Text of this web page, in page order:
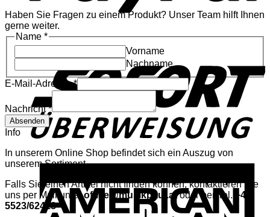
Haben Sie Fragen zu einem Produkt? Unser Team hilft Ihnen
gerne weiter.
Name *
Vorname
Nachname
Name
Nachricht
E-
Mail-
Adresse
E-Mail-Adresse*
Nachricht*
Absenden
Info
In unserem Online Shop befindet sich ein Auszug von
unserem Sortiment.
Falls Sie einen Artikel nicht finden können, kontaktieren Sie
uns per Mail unteroffice@musikpaul.at oder per Tel.
+43
5523/62418